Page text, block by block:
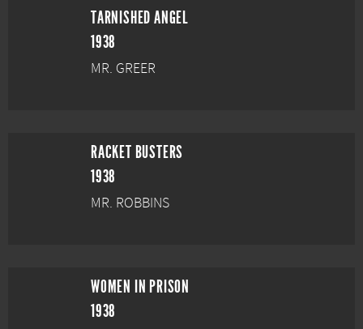
TARNISHED ANGEL
1938
MR. GREER
RACKET BUSTERS
1938
MR. ROBBINS
WOMEN IN PRISON
1938